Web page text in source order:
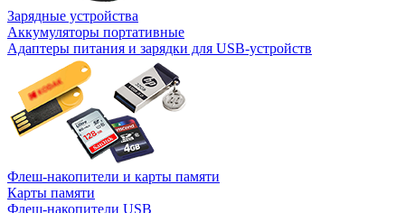
Зарядные устройства
Аккумуляторы портативные
Адаптеры питания и зарядки для USB-устройств
Флеш-накопители и карты памяти
Карты памяти
Флеш-накопители USB